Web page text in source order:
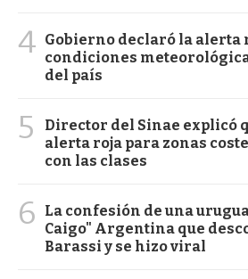
4 Gobierno declaró la alerta
condiciones
del país
5
Director del Sinae explicó
alerta roja para zonas
con las clases
6
La confesión de una
Caigo" Argentina que
Barassi y se hizo viral